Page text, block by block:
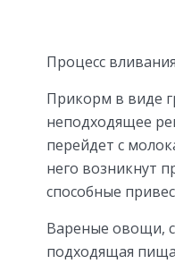
Процесс
Прикорм в виде
неподходящее
перейдет с
него возникнут
способные
Вареные овощи,
подходящая